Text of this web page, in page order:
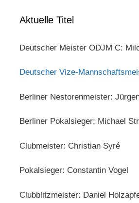
Aktuelle Titel
Deutscher Meister ODJM C:
Deutscher Vize-
Berliner Nestorenmeister:
Berliner Pokalsieger: Michael
Clubmeister: Christian Syré
Pokalsieger: Constantin Vogel
Clubblitzmeister: Daniel